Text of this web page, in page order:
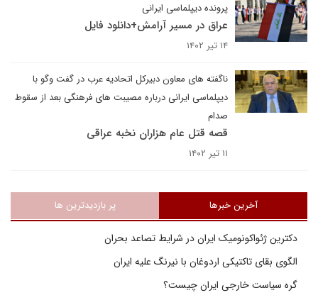
پرونده دیپلماسی ایرانی
عراق در مسیر آرامش+دانلود فایل
۱۴ تیر ۱۴۰۲
ناگفته های معاون دبیرکل اتحادیه عرب در گفت وگو با
دیپلماسی ایرانی درباره مصیبت های فرهنگی بعد از سقوط
صدام
قصه قتل عام هزاران نخبه عراقی
۱۱ تیر ۱۴۰۲
آخرین خبرها پر بازدیدترین ها
دکترین ژئواکونومیک ایران در شرایط تصاعد بحران
الگوی بقای تاکتیکی اردوغان با نیرنگ علیه ایران
گره سیاست خارجی ایران چیست؟